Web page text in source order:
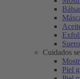
Cuidados
Piel